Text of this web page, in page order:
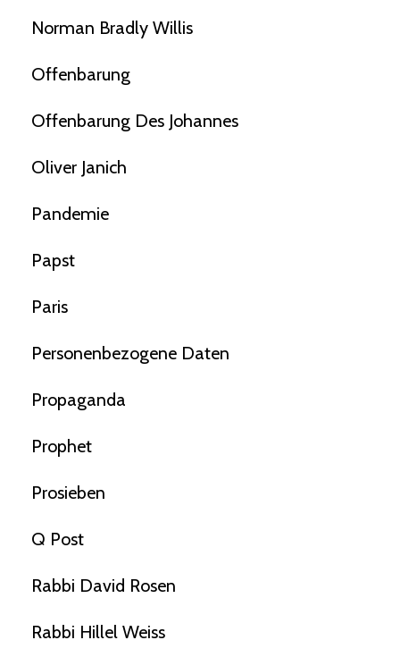
Norman Bradly Willis
Offenbarung
Offenbarung Des Johannes
Oliver Janich
Pandemie
Papst
Paris
Personenbezogene Daten
Propaganda
Prophet
Prosieben
Q Post
Rabbi David Rosen
Rabbi Hillel Weiss